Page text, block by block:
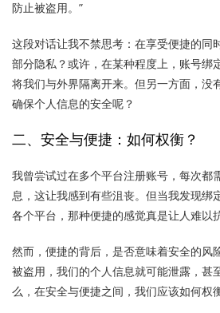
防止被盗用。”
这段对话让我不禁思考：在享受便捷的同
部分隐私？或许，在某种程度上，账号绑
将我们与外界隔离开来。但另一方面，没
确保个人信息的安全呢？
二、安全与便捷：如何权衡？
我曾尝试过在多个平台注册账号，每次都
息，这让我感到有些沮丧。但当我发现绑
各个平台，那种便捷的感觉真是让人难以
然而，便捷的背后，是否意味着安全的风
被盗用，我们的个人信息就可能泄露，甚
么，在安全与便捷之间，我们应该如何权